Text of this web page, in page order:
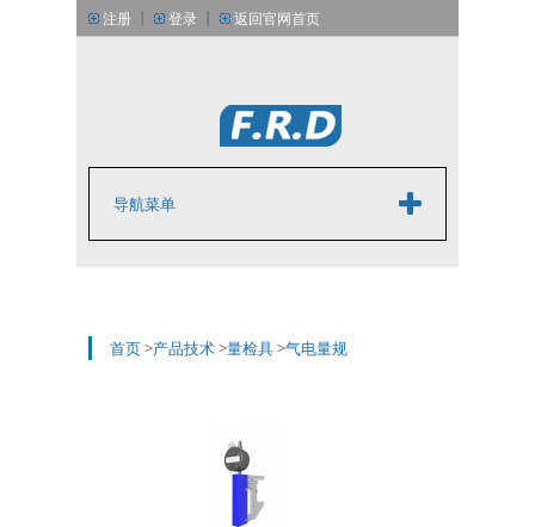
注册 丨 登录 丨
返回官网首页
导航菜单
首页>产品技术>量检具>气电量规